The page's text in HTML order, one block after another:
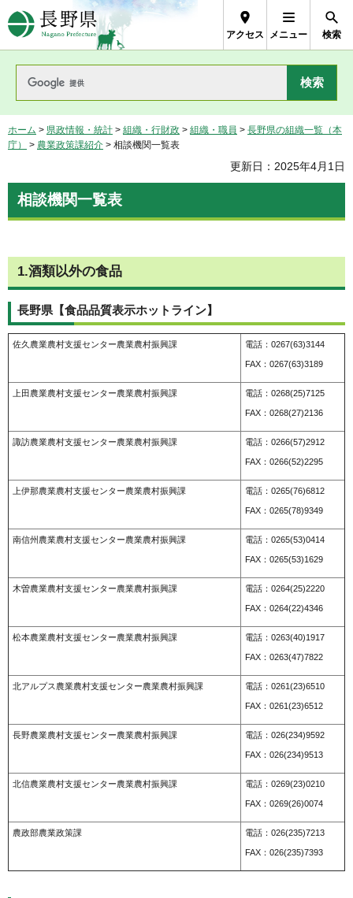
長野県Nagano Prefecture
アクセス メニュー 検索
ホーム > 県政情報・統計 > 組織・行財政 > 組織・職員 > 長野県の組織一覧（本
庁）
> 農業政策課紹介 > 相談機関一覧表
更新日：2025年4月1日
相談機関一覧表
1.酒類以外の食品
長野県【食品品質表示ホットライン】
佐久農業農村支援センター農業農村振興課 電話：0267(63)3144
FAX：0267(63)3189
上田農業農村支援センター農業農村振興課 電話：0268(25)7125
FAX：0268(27)2136
諏訪農業農村支援センター農業農村振興課 電話：0266(57)2912
FAX：0266(52)2295
上伊那農業農村支援センター農業農村振興課 電話：0265(76)6812
FAX：0265(78)9349
南信州農業農村支援センター農業農村振興課 電話：0265(53)0414
FAX：0265(53)1629
木曽農業農村支援センター農業農村振興課 電話：0264(25)2220
FAX：0264(22)4346
松本農業農村支援センター農業農村振興課 電話：0263(40)1917
FAX：0263(47)7822
北アルプス農業農村支援センター農業農村振興課 電話：0261(23)6510
FAX：0261(23)6512
長野農業農村支援センター農業農村振興課 電話：026(234)9592
FAX：026(234)9513
北信農業農村支援センター農業農村振興課 電話：0269(23)0210
FAX：0269(26)0074
農政部農業政策課 電話：026(235)7213
FAX：026(235)7393